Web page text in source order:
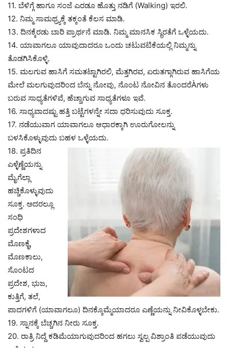
11. ಬೆಳಿಗ್ಗೆ ಹಾಗೂ ಸಂಜೆ ಎರಡೂ ಹೊತ್ತು ನಡಿಗೆ (Walking) ಇರಲಿ.
12. ನಿಮ್ಮ ಸಾಮಥ್ರ್ಯಕ್ಕೆ ತಕ್ಕಂತೆ ಕೆಲಸ ಮಾಡಿ.
13. ದಿನಕ್ಕೆರಡು ಬಾರಿ ಪ್ರಾರ್ಥನೆ ಮಾಡಿ. ನಿಮ್ಮ ಮಾನಸಿಕ ಸ್ಥಿರತೆಗೆ ಒಳ್ಳೆಯದು.
14. ಯಾವಾಗಲೂ ಯಾವುದಾದರೂ ಒಂದು ಚಟುವಟಿಕೆಯಲ್ಲಿ ನಿಮ್ಮನ್ನು
ತೊಡಗಿಸಿಕೊಳ್ಳಿ.
15. ಮಲಗುವ ಹಾಸಿಗೆ ಸಮತಟ್ಟಾಗಿರಲಿ, ಮೆತ್ತಗಿರವ, ಏರುತಗ್ಗಾಗಿರುವ ಹಾಸಿಗೆಯ
ಮೇಲೆ ಮಲಗುವುದರಿಂದ ಬೆನ್ನು ನೋವು, ನೊಂಟ ನೋವಿನ ತೊಂದರೆÀಗಳು
ಬರುವ ಸಾಧ್ಯತೆಗಳಿವೆ, ಹೆಚ್ಚಾಗುವ ಸಾಧ್ಯತೆಗಳೂ ಇವೆ.
16. ಸಾಧ್ಯವಾದಷ್ಟು ಹತ್ತಿ ಬಟ್ಟೆಗಳನ್ನೇ ಸದಾ ಧರಿಸುವುದು ಸೂಕ್ತ.
17. ನಡೆಯುವಾಗ ಯಾವಾಗಲೂ ಆಧಾರಕ್ಕಾಗಿ ಊರುಗೋಲನ್ನು
ಬಳಸಿಕೊಳ್ಳುವುದು ಬಹಳ ಒಳ್ಳೆಯದು.
18. ಪ್ರತಿದಿನ
ಎಳ್ಳೆಣ್ಣೆಯನ್ನು
ಮೈಗೆಲ್ಲಾ
ಹಚ್ಚಿಕೊಳ್ಳುವುದು
ಸೂಕ್ತ. ಅದರಲ್ಲೂ
ಸಂಧಿ
ಪ್ರದೇಶಗಳಾದ
ಮೊಣಕೈ,
ಮೊಣಕಾಲು,
ಸೊಂಟದ
ಪ್ರದೇಶ, ಭುಜ,
ಕುತ್ತಿಗೆ, ತಲೆ,
ಪಾದಗಳಿಗೆ (ಯಾವಾಗಲೂ) ದಿನಕ್ಕೊಮ್ಮೆಯಾದರೂ ಎಣ್ಣೆಯನ್ನು ನೀವಿಕೊಳ್ಳಬೇಕು.
19. ಸ್ನಾನಕ್ಕೆ ಬೆಚ್ಚಗಿನ ನೀರು ಸೂಕ್ತ.
20. ರಾತ್ರಿ ನಿದ್ದೆ ಕಡಿಮೆಯಾಗುವುದರಿಂದ ಹಗಲು ಸ್ವಲ್ಪ ವಿಶ್ರಾಂತಿ ಪಡೆಯುವುದು